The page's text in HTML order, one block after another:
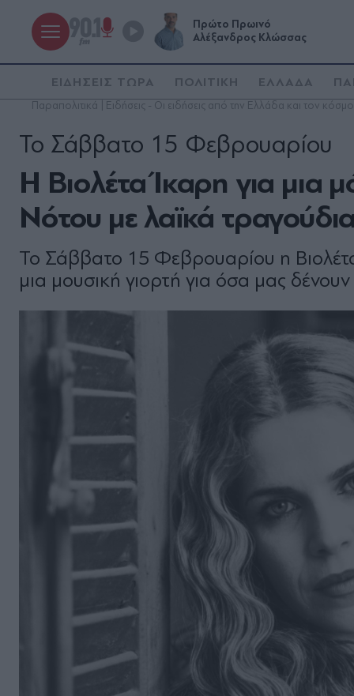
Πρώτο Πρωινό
Αλέξανδρος Κλώσσας
ΕΙΔΗΣΕΙΣ ΤΩΡΑ ΠΟΛΙΤΙΚΗ ΕΛΛΑΔΑ
Παραπολιτικά | Ειδήσεις - Οι ειδήσεις από την Ελλάδα και τον κόσμο
Η Βιολέτα Ίκαρη για μια
Νότου με λαϊκά τραγούδια
Το Σάββατο 15 Φεβρουαρίου
Το Σάββατο 15 Φεβρουαρίου η
μια μουσική γιορτή για όσα μας δένουν